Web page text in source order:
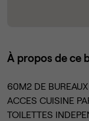
À propos de ce
60M2 DE
ACCES CUISINE
TOILETTES